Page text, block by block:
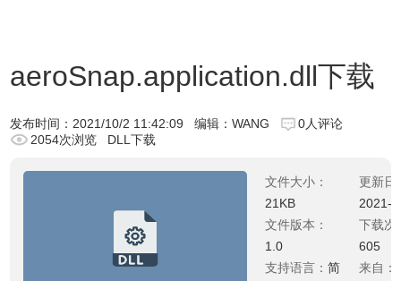
aeroSnap.application.dll下载
发布时间： 2021/10/2 11:42:09 编辑：WANG
0人评论
2054次浏览
DLL下载
文件大小：
21KB
文件版本：
1.0
支持语言：简
更新日
2021-
下载次
605
来自：